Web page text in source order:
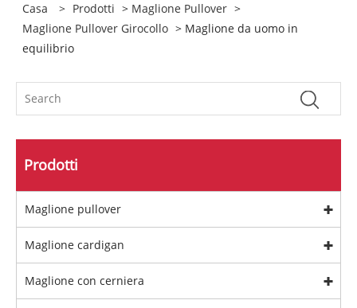
Casa > Prodotti > Maglione Pullover >
Maglione Pullover Girocollo > Maglione da uomo in
equilibrio
Prodotti
Maglione pullover
Maglione cardigan
Maglione con cerniera